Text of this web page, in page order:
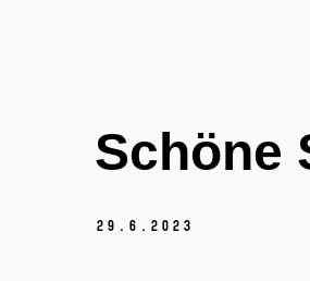
Schöne
29. 6. 2023